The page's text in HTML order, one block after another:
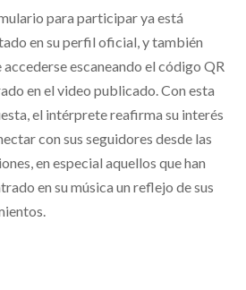
para participar ya está
en su perfil oficial, y también
accederse escaneando el código QR
en el video publicado. Con esta
el intérprete reafirma su interés
con sus seguidores desde las
en especial aquellos que han
en su música un reflejo de sus